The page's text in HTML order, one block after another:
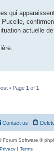
qui
actuelle
• Page 1 of 1
Contact us
Forum Software ©
Privacy| Terms